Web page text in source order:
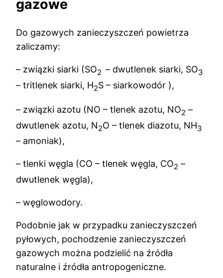
gazowe
Do gazowych zanieczyszczeń powietrza
zaliczamy:
– związki siarki (SO2 – dwutlenek siarki, SO3
– tritlenek siarki, H2S – siarkowodór ),
– związki azotu (NO – tlenek azotu, NO2 –
dwutlenek azotu, N2O – tlenek diazotu, NH3
– amoniak),
– tlenki węgla (CO – tlenek węgla, CO2 –
dwutlenek węgla),
– węglowodory.
Podobnie jak w przypadku zanieczyszczeń
pyłowych, pochodzenie zanieczyszczeń
gazowych można podzielić na źródła
naturalne i źródła antropogeniczne.